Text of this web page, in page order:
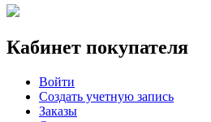
Кабинет покупателя
Войти
Создать учетную запись
Заказы